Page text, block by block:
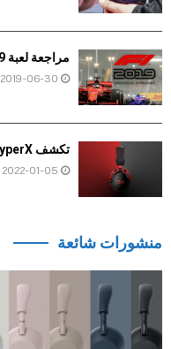
مراجعة لعبة F1 2019
2019-06-30
تكشف HyperX عن أول سماعة ألعاب لاسلكية ببطارية...
2022-01-05
منشورات شائعة